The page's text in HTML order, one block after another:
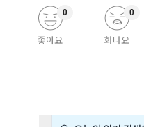
좋아요
0
화나요
0